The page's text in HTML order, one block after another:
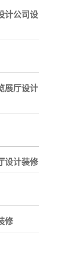
计公司设
展厅设计
设计装修
修